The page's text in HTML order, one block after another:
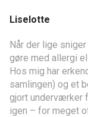
Liselotte
Når der lige
gøre med allergi
Hos mig har
samlingen) og et
gjort underværker
igen – for meget